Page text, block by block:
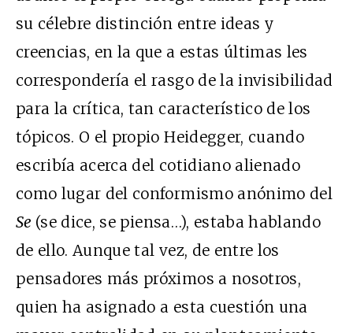
su célebre distinción entre ideas y
creencias, en la que a estas últimas les
correspondería el rasgo de la invisibilidad
para la crítica, tan característico de los
tópicos. O el propio Heidegger, cuando
escribía acerca del cotidiano alienado
como lugar del conformismo anónimo del
Se (se dice, se piensa…), estaba hablando
de ello. Aunque tal vez, de entre los
pensadores más próximos a nosotros,
quien ha asignado a esta cuestión una